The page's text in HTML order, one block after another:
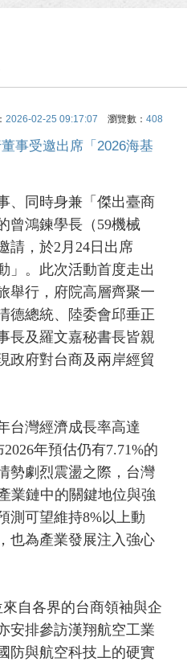
2026-02-25 09:17:07 瀏覽數： 408
事受邀出席「2026海基
同時身兼「傑出臺商
曾鴻鍊學長（59機械
請，於2月24日出席
」。此次活動首度走出
舉行，府院高層齊聚一
德總統、陸委會邱垂正
長及羅文嘉秘書長皆親
政府對台商及兩岸經貿
灣經濟成長率高達
年預估仍有7.71%的
勢劇烈震盪之際，台灣
業鏈中的關鍵地位與強
測可望維持8%以上動
也為產業發展注入強心
自各界的台商領袖與企
安排參訪漢翔航空工業
防與航空科技上的硬實